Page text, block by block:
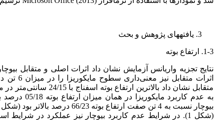
یافتههای پژوهش و بحث
1-3. ارتفاع بوته
نتایج تجزیه واریانس آزمایش نشان داد اثرات اصلی و متقابل بیوچار
متقابل نشان داد بالاترین ارتفاع بوته اسفناج با 24/15 سانتی‌متر در میزان 6 تن در هکتار بیوچار و کاربرد مایکوریزا به
بیوچار نسبت به 4 تن صفت ارتفاع بوته 66/23 درصد بالاتر بود (شکل 1). کمترین ارتفاع بوته نیز در سطح شاهد در هر دو تیمار به
(شکل 1). در شرایط عدم کاربرد بیوچار نیز عملکرد در شرایط استفاده از مایکوریزا بالاتر از عدم مصرف آن بود، بااین